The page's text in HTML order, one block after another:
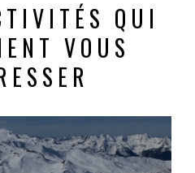
QUI
VOUS